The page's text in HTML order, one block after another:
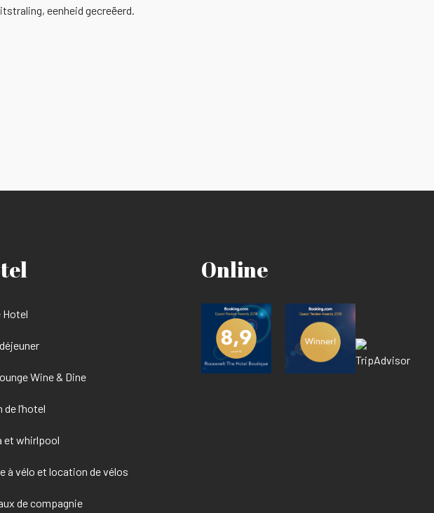
eenheid gecreëerd.
Hotel
Wine & Dine
l’hotel
et whirlpool
à vélo et location de vélos
de compagnie
Online